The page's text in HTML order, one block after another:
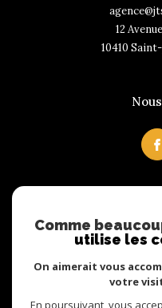
12
10410
Comme
utilise les
On aimerait vous
votre
En poursuivant, vous